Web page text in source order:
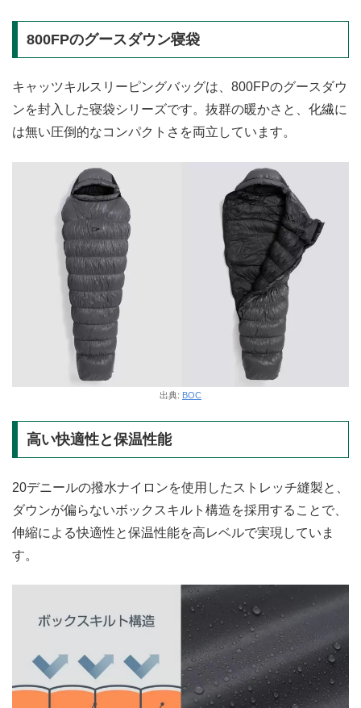
800FPのグースダウン寝袋
キャッツキルスリーピングバッグは、800FPのグースダウ
ンを封入した寝袋シリーズです。抜群の暖かさと、化繊に
は無い圧倒的なコンパクトさを両立しています。
出典: BOC
高い快適性と保温性能
20デニールの撥水ナイロンを使用したストレッチ縫製と、
ダウンが偏らないボックスキルト構造を採用することで、
伸縮による快適性と保温性能を高レベルで実現していま
す。